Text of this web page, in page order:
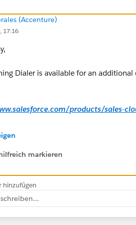
(Accenture)
17:16
Dialer is available for an
products/sales-
markieren
hinzufügen